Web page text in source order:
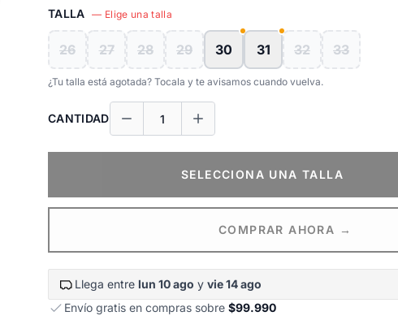
TALLA — Elige una talla
26 27 28 29 30 31 32 33
¿Tu talla está agotada? Tocala y te avisamos cuando vuelva.
CANTIDAD
SELECCIONA UNA TALLA
COMPRAR AHORA →
Llega entre lun 10 ago y vie 14 ago
Envío gratis en compras sobre $99.990